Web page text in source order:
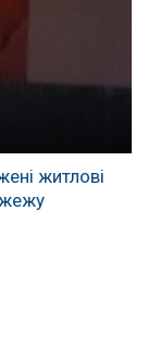
житлові